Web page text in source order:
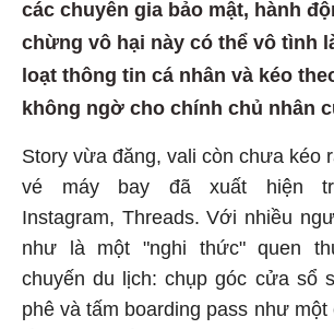
các chuyên gia bảo mật, hành
chừng vô hại này có thể vô tình
loạt thông tin cá nhân và kéo
không ngờ cho chính chủ nhân
Story vừa đăng, vali còn chưa kéo
vé máy bay đã xuất hiện
Instagram, Threads. Với nhiều
như là một "nghi thức" quen
chuyến du lịch: chụp góc cửa sổ
phê và tấm boarding pass như một